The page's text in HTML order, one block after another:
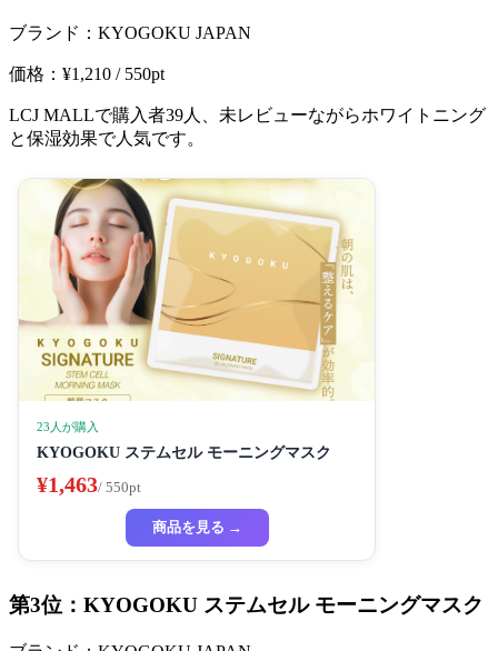
ブランド：KYOGOKU JAPAN
価格：¥1,210 / 550pt
LCJ MALLで購入者39人、未レビューながらホワイトニング
と保湿効果で人気です。
23人が購入
KYOGOKU ステムセル モーニングマスク
¥1,463/ 550pt
商品を見る →
第3位：KYOGOKU ステムセル モーニングマスク